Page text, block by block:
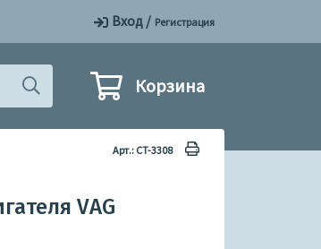
Вход / Регистрация
Корзина
Арт.: CT-3308
VAG